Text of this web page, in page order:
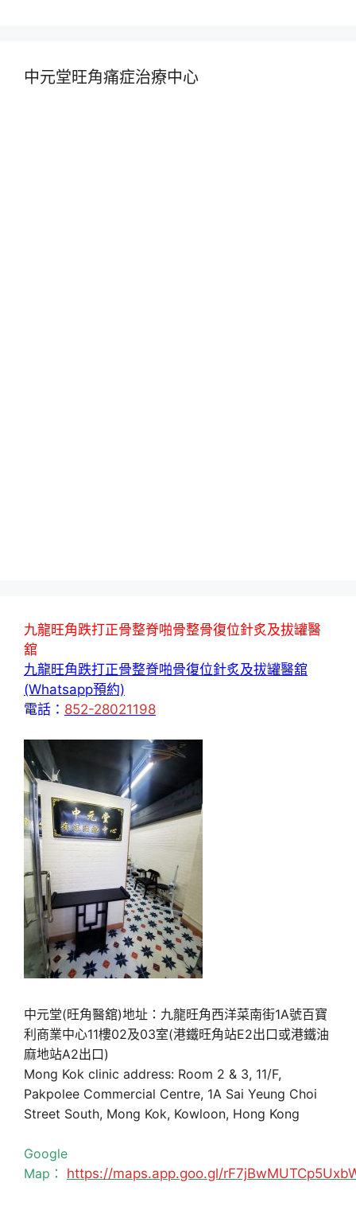
中元堂旺角痛症治療中心
九龍旺角跌打正骨整脊啪骨整骨復位針炙及拔罐醫
舘
九龍旺角跌打正骨整脊啪骨復位針炙及拔罐醫舘
(Whatsapp預約)
電話： 852-28021198
中元堂(旺角醫舘)地址：九龍旺角西洋菜南街1A號百寶
利商業中心11樓02及03室(港鐵旺角站E2出口或港鐵油
麻地站A2出口)
Mong Kok clinic address: Room 2 & 3, 11/F,
Pakpolee Commercial Centre, 1A Sai Yeung Choi
Street South, Mong Kok, Kowloon, Hong Kong
Google
Map： https://maps.app.goo.gl/